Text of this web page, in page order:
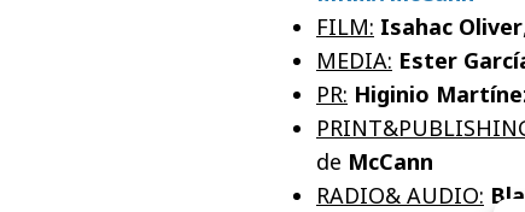
FILM: Isahac Oliver
MEDIA: Ester
PR: Higinio
de McCann
RADIO& AUDIO: